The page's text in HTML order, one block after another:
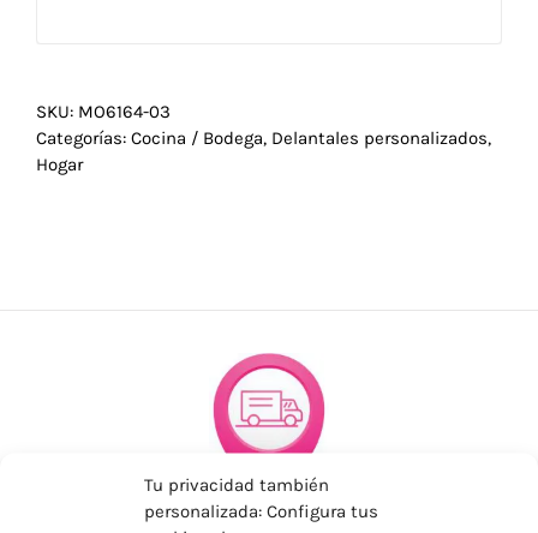
Tu privacidad también
personalizada: Configura tus
SKU: MO6164-03
Categorías: Cocina / Bodega, Delantales personalizados,
Hogar
ENVÍOS ECONÓMICOS